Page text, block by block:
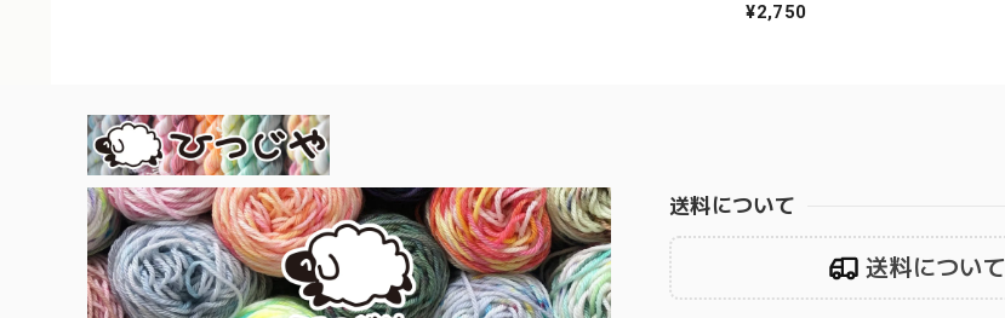
¥2,750
送料について
送料について